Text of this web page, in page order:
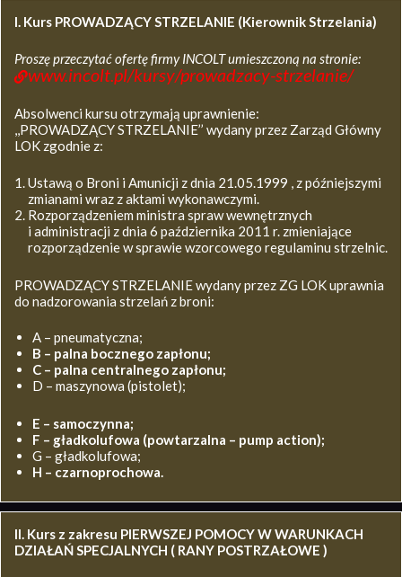
I. Kurs PROWADZĄCY STRZELANIE (Kierownik Strzelania)
Proszę przeczytać ofertę firmy INCOLT umieszczoną na stronie:
www.incolt.pl/kursy/prowadzacy-strzelanie/
Absolwenci kursu otrzymają uprawnienie:
,,PROWADZĄCY STRZELANIE’’ wydany przez Zarząd Główny
LOK zgodnie z:
Ustawą o Broni i Amunicji z dnia 21.05.1999 , z późniejszymi
zmianami wraz z aktami wykonawczymi.
Rozporządzeniem ministra spraw wewnętrznych
i administracji z dnia 6 października 2011 r. zmieniające
rozporządzenie w sprawie wzorcowego regulaminu strzelnic.
PROWADZĄCY STRZELANIE wydany przez ZG LOK uprawnia
do nadzorowania strzelań z broni:
A – pneumatyczna;
B – palna bocznego zapłonu;
C – palna centralnego zapłonu;
D – maszynowa (pistolet);
E – samoczynna;
F – gładkolufowa (powtarzalna – pump action);
G – gładkolufowa;
H – czarnoprochowa.
II. Kurs z zakresu PIERWSZEJ POMOCY W WARUNKACH
DZIAŁAŃ SPECJALNYCH ( RANY POSTRZAŁOWE )